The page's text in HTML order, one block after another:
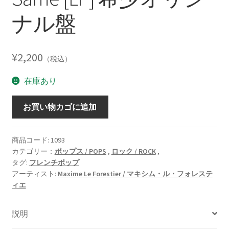
ナル盤
¥2,200 （税込）
在庫あり
Same
[LP]
少
オ
リ
ジ
ナ
盤
お買い物カゴに追加
商品コード: 1093
カテゴリー： ポップス / POPS , ロック / ROCK,
タグ: フレンチポップ
アーティスト: Maxime Le Forestier / マキシム・ル・フォレステ
ィエ
説明